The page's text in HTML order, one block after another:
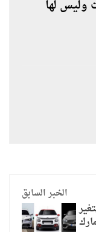
وليس لها
الخبر السابق